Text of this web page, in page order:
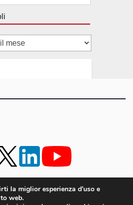
con noi
la miglior esperienza d'uso e
web.